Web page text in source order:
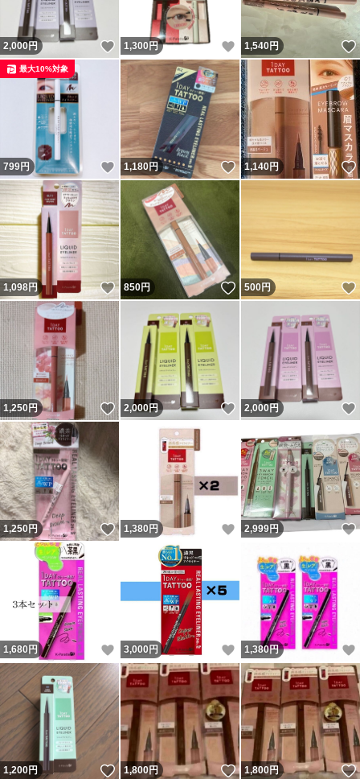
2,000円 いいね！
1,300 円 いいね！
1,540円
799円 いいね！
最大10%対象
1,180 円 いいね！
1,140円
1,098円 いいね！
850円 いいね！
500円
1,250円 いいね！
2,000円 いいね！
2,000円
1,250円 いいね！
1,380 円 いいね！
2,999円
1,680 円 いいね！
3,000 円 いいね！
1,380円
1,200円 いいね！
1,800円 いいね！
1,800円